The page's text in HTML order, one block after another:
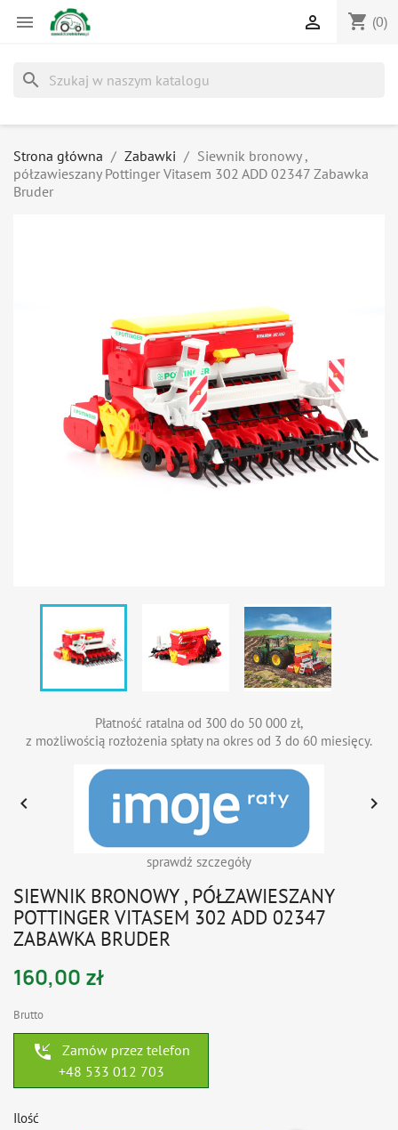
 shopping_cart (0)

search
Strona główna Zabawki
Siewnik bronowy ,
półzawieszany Pottinger Vitasem 302 ADD 02347 Zabawka
Bruder
Płatność ratalna od 300 do 50 000 zł,
z możliwością rozłożenia spłaty na okres od 3 do 60 miesięcy.
sprawdź szczegóły
 
SIEWNIK BRONOWY , PÓŁZAWIESZANY
POTTINGER VITASEM 302 ADD 02347
ZABAWKA BRUDER
160,00 zł
Brutto
phone_callback
Zamów przez telefon
+48 533 012 703
Ilość